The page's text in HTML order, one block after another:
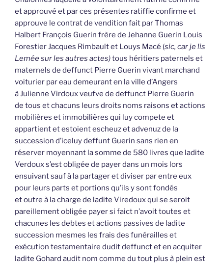
et approuvé et par ces présentes ratiffie confirme et
approuve le contrat de vendition fait par Thomas
Halbert François Guerin frère de Jehanne Guerin Louis
Forestier Jacques Rimbault et Louys Macé (sic, car je lis
Lemée sur les autres actes)tous héritiers paternels et
maternels de deffunct Pierre Guerin vivant marchand
voiturier par eau demeurant en la ville d’Angers
à Julienne Virdoux veufve de deffunct Pierre Guerin
de tous et chacuns leurs droits noms raisons et actions
mobilières et immobilières qui luy compete et
appartient et estoient escheuz et advenuz de la
succession d’iceluy deffunt Guerin sans rien en
réserver moyennant la somme de 580 livres que ladite
Verdoux s’est obligée de payer dans un mois lors
ensuivant sauf à la partager et diviser par entre eux
pour leurs parts et portions qu’ils y sont fondés
et outre à la charge de ladite Viredoux qui se seroit
pareillement obligée payer si faict n’avoit toutes et
chacunes les debtes et actions passives de ladite
succession mesmes les frais des funérailles et
exécution testamentaire dudit deffunct et en acquiter
ladite Gohard audit nom comme du tout plus à plein est